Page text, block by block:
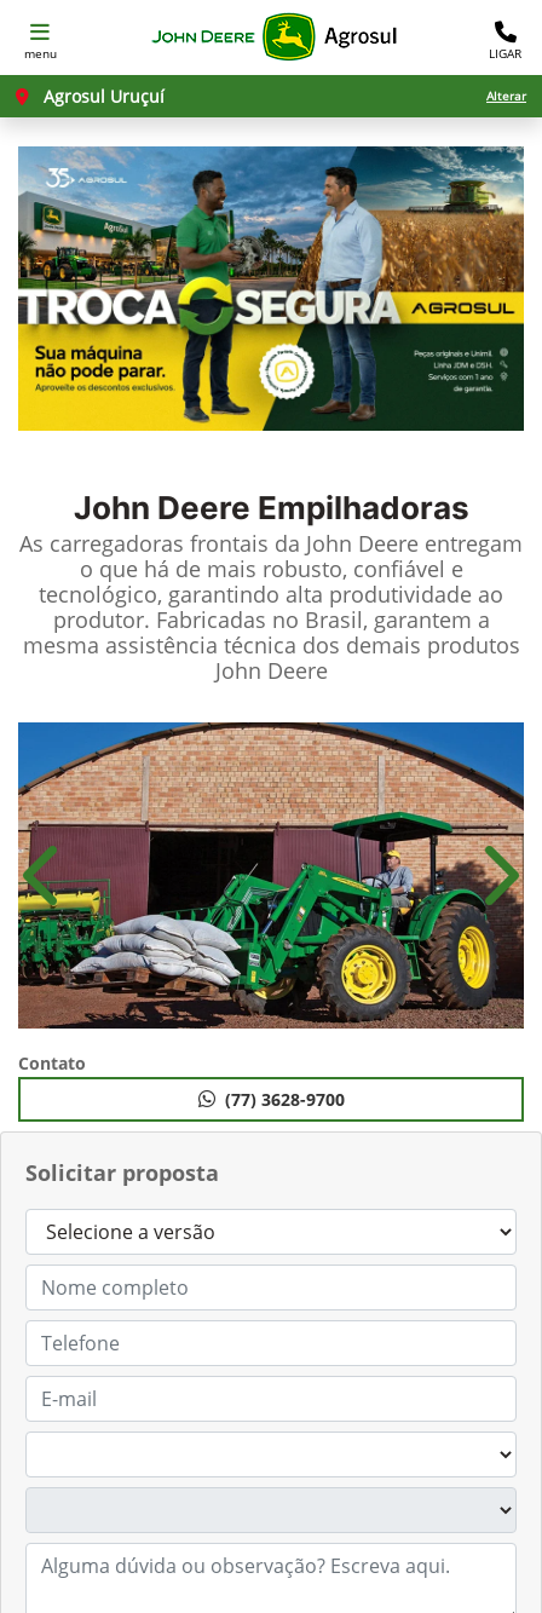
menu LIGAR
Agrosul Uruçuí Alterar
John Deere Empilhadoras
As carregadoras frontais da John Deere entregam
o que há de mais robusto, confiável e
tecnológico, garantindo alta produtividade ao
produtor. Fabricadas no Brasil, garantem a
mesma assistência técnica dos demais produtos
John Deere
Solicitar proposta
Anterior
Contato
(77) 3628-9700